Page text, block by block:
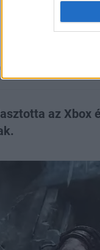
is ott
az Xbox